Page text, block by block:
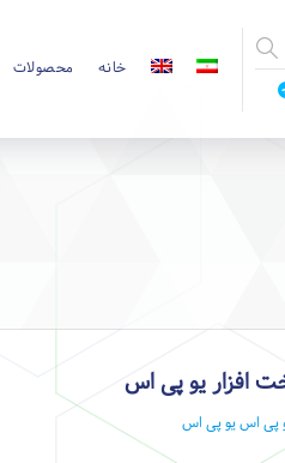
خانه محصولات
افزار یو پی اس
پی اسیو پی اس